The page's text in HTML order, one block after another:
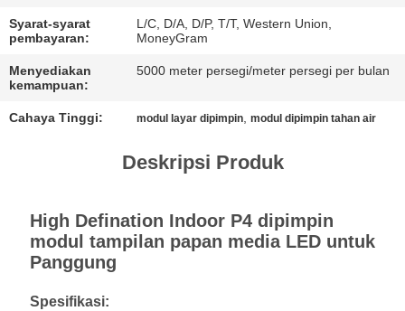
BAIDU
SITEMAP
Syarat-syarat
pembayaran:
L/C, D/A, D/P, T/T, Western Union,
MoneyGram
Menyediakan
kemampuan:
5000 meter persegi/meter persegi per bulan
Cahaya Tinggi: modul layar dipimpin ,modul dipimpin tahan air
Deskripsi Produk
High Defination Indoor P4 dipimpin
modul tampilan papan media LED untuk
Panggung
Spesifikasi: